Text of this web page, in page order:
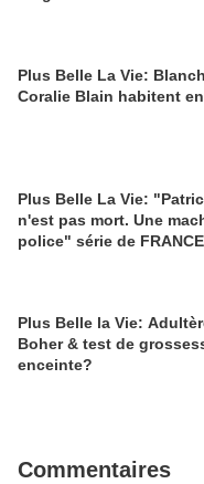
Plus Belle La Vie:
Coralie Blain habitent
Plus Belle La Vie:
n'est pas mort. Une
police" série de
Plus Belle la Vie:
Boher & test de
enceinte?
Commentaires